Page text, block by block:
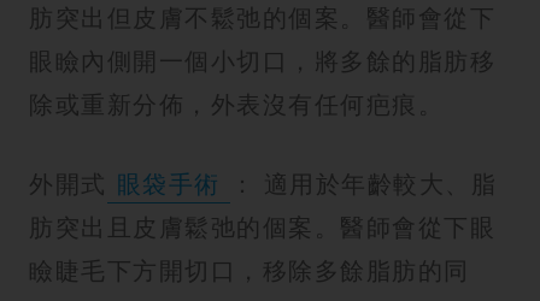
肪突出但皮膚不鬆弛的個案。醫師會從下
眼瞼內側開一個小切口，將多餘的脂肪移
除或重新分佈，外表沒有任何疤痕。
外開式 眼袋手術
： 適用於年齡較大、脂
肪突出且皮膚鬆弛的個案。醫師會從下眼
瞼睫毛下方開切口，移除多餘脂肪的同